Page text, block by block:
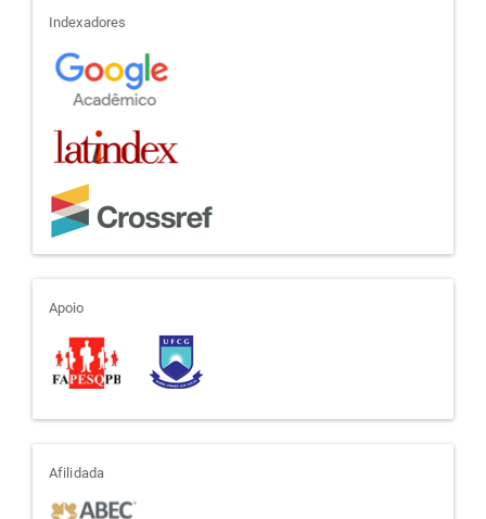
indexadores
Indexadores
apoio
Apoio
afiliada
Afilidada